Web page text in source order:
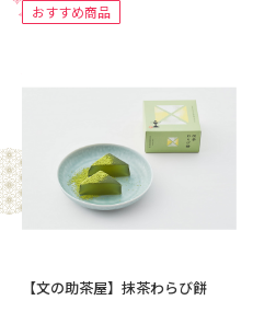
おすすめ商品
【文の助茶屋】抹茶わらび餅